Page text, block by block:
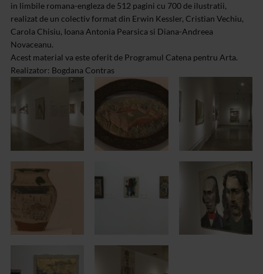
in limbile romana-engleza de 512 pagini cu 700 de ilustratii,
realizat de un colectiv format din Erwin Kessler, Cristian Vechiu,
Carola Chisiu, Ioana Antonia Pearsica si Diana-Andreea
Novaceanu.
Acest material va este oferit de Programul Catena pentru Arta.
Realizator: Bogdana Contras